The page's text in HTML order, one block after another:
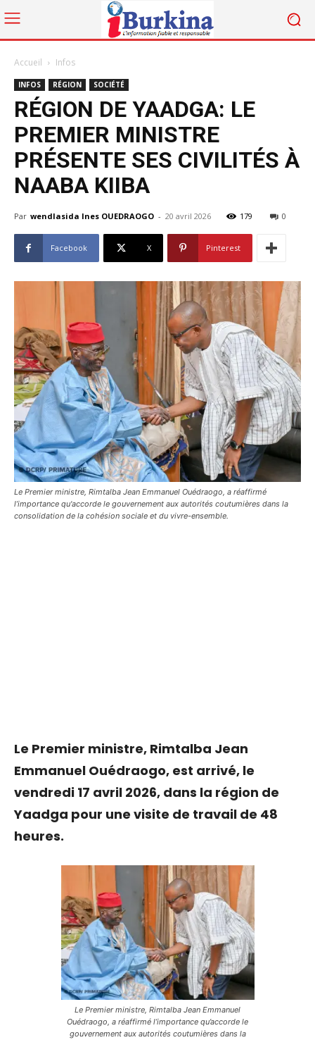
Accueil Infos
INFOS RÉGION SOCIÉTÉ
RÉGION DE YAADGA: LE
PREMIER MINISTRE
PRÉSENTE SES CIVILITÉS À
NAABA KIIBA
Par wendlasida Ines OUEDRAOGO - 20 avril 2026 179 0
Facebook X Pinterest
Le Premier ministre, Rimtalba Jean Emmanuel Ouédraogo, a réaffirmé
l’importance qu'accorde le gouvernement aux autorités coutumières dans la
consolidation de la cohésion sociale et du vivre-ensemble.
Le Premier ministre, Rimtalba Jean
Emmanuel Ouédraogo, est arrivé, le
vendredi 17 avril 2026, dans la région de
Yaadga pour une visite de travail de 48
heures.
Le Premier ministre, Rimtalba Jean Emmanuel
Ouédraogo, a réaffirmé l’importance qu’accorde le
gouvernement aux autorités coutumières dans la